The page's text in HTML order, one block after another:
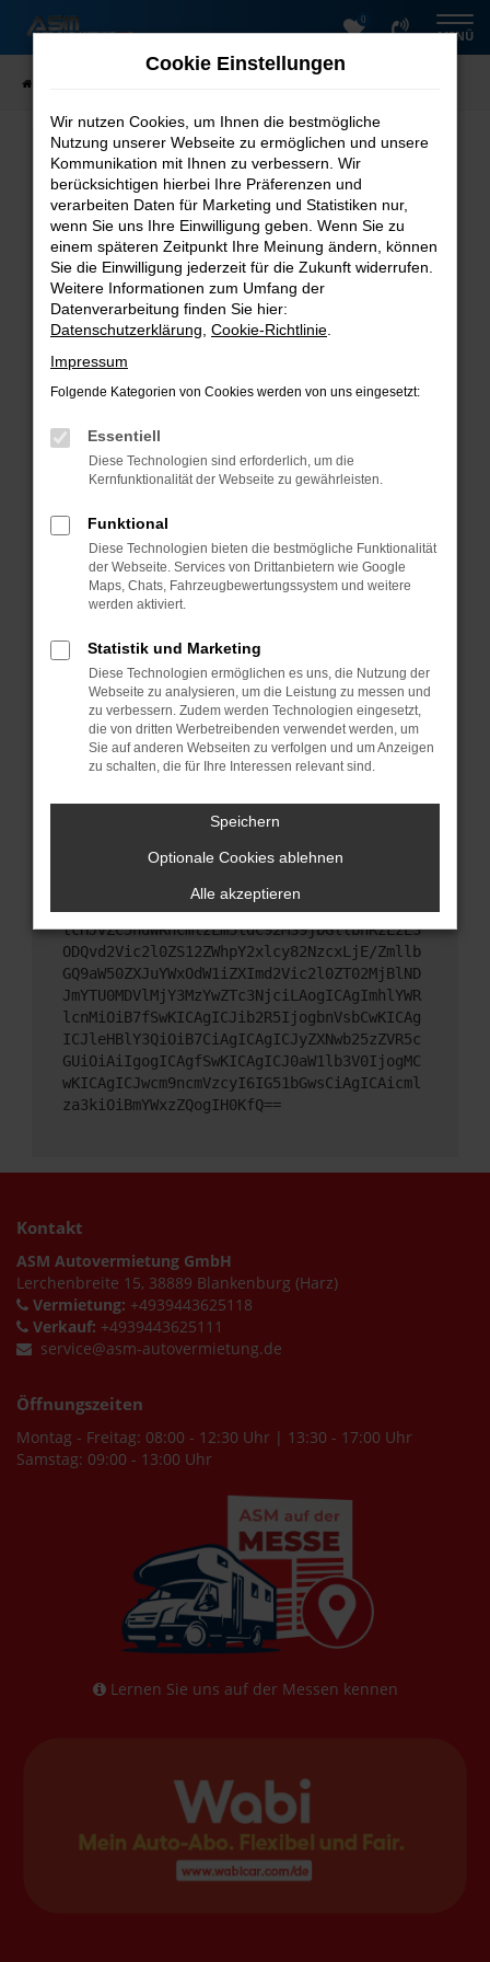
Zum
0
MENÜ
Fehler: Network Error
Beim Laden ist ein Fehler aufgetreten.
Hier sind ein paar Tipps, die dir helfen können:
Überprüfe deine Firewall und deine
Internetverbindung.
Laden andere Webseiten, zum Beispiel deine
Suchmaschine?
Prüfe deine Browsererweiterungen.
Manche Erweiterungen, wie Werbeblocker, können
das Laden bestimmter Seiten verhindern.
oder in einem privaten Fenster?
Starte dein Gerät neu.
Probleme zu beheben.
Stelle sicher, dass dein Browser und dein
Betriebssystem auf dem neuesten Stand sind.
Veraltete Software birgt nicht nur ein
dass bestimmte Funktionen nicht mehr
unterstützt werden.
Wende dich an den Webseitenbetreiber.
Wenn du alle oben genannten Schritte versucht
hast, kontaktiere uns bitte. Wir werden versuchen,
das Problem zu beheben. Du kannst uns diesen
ewogICJuYW1lIjogIk5ldHdvcmtFcnJvciIsCiAgI
mNvbmZpZyI6IHsKICAgICJtZXRob2QiOiAiR0VUIi
wKICAgICJ1cmwiOiAiaHR0cHM6Ly9hcGkueC5ha3M
tcHJvZC5hdWRhcmlzLm5ldC92MS9jbGllbnRzLzE3
ODQvd2Vic2l0ZS12ZWhpY2xlcy82NzcxLjE/Zmllb
GQ9aW50ZXJuYWxOdW1iZXImd2Vic2l0ZT02MjBlND
JmYTU0MDVlMjY3MzYwZTc3NjciLAogICAgImhlYWR
lcnMiOiB7fSwKICAgICJib2R5IjogbnVsbCwKICAg
ICJleHBlY3QiOiB7CiAgICAgICJyZXNwb25zZVR5c
GUiOiAiIgogICAgfSwKICAgICJ0aW1lb3V0IjogMC
wKICAgICJwcm9ncmVzcyI6IG51bGwsCiAgICAicml
za3kiOiBmYWxzZQogIH0KfQ==
Kontakt
ASM Autovermietung GmbH
Lerchenbreite 15, 38889 Blankenburg (Harz)
Vermietung: +4939443625118
Verkauf: +4939443625111
service@asm-autovermietung.de
Öffnungszeiten
Montag - Freitag: 08:00 - 12:30 Uhr | 13:30 - 17:00 Uhr
Samstag: 09:00 - 13:00 Uhr
Lernen Sie uns auf der Messen kennen
Cookie Einstellungen
Wir nutzen Cookies, um Ihnen die bestmögliche
Nutzung unserer Webseite zu ermöglichen und unsere
Kommunikation mit Ihnen zu verbessern. Wir
berücksichtigen hierbei Ihre Präferenzen und
verarbeiten Daten für Marketing und Statistiken nur,
wenn Sie uns Ihre Einwilligung geben. Wenn Sie zu
einem späteren Zeitpunkt Ihre Meinung ändern, können
Sie die Einwilligung jederzeit für die Zukunft widerrufen.
Weitere Informationen zum Umfang der
Datenverarbeitung finden Sie hier:
Datenschutzerklärung Cookie-Richtlinie
Impressum
Folgende Kategorien von Cookies werden von uns eingesetzt:
Essentiell
Diese Technologien sind erforderlich, um die
Kernfunktionalität der Webseite zu gewährleisten.
Funktional
Diese Technologien bieten die bestmögliche Funktionalität
der Webseite. Services von Drittanbietern wie Google
Maps, Chats, Fahrzeugbewertungssystem und weitere
werden aktiviert.
Statistik und Marketing
Diese Technologien ermöglichen es uns, die Nutzung der
Webseite zu analysieren, um die Leistung zu messen und
zu verbessern. Zudem werden Technologien eingesetzt,
die von dritten Werbetreibenden verwendet werden, um
Sie auf anderen Webseiten zu verfolgen und um Anzeigen
zu schalten, die für Ihre Interessen relevant sind.
Speichern
Optionale Cookies ablehnen
Alle akzeptieren